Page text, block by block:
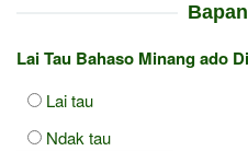
Lai Tau Bahaso Minang ado
Lai tau
Ndak tau